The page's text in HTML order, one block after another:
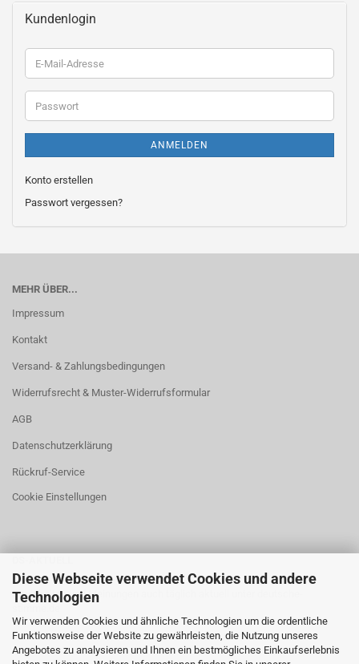
Diese Webseite verwendet Cookies und andere
Technologien
Wir verwenden Cookies und ähnliche Technologien um die ordentliche
Funktionsweise der Website zu gewährleisten, die Nutzung unseres
Angebotes zu analysieren und Ihnen ein bestmögliches Einkaufserlebnis
Kundenlogin
E-
Mail-
Adresse
Passwort
ANMELDEN
Konto erstellen
Passwort vergessen?
MEHR ÜBER...
Impressum
Kontakt
Versand- & Zahlungsbedingungen
Widerrufsrecht & Muster-Widerrufsformular
AGB
Datenschutzerklärung
Rückruf-Service
Cookie Einstellungen
Neuigkeiten und Meinungen auch täglich aktuell unter